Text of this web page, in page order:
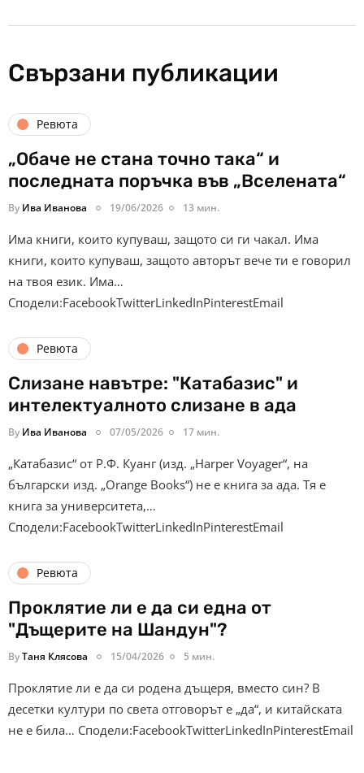
Свързани публикации
Ревюта
„Обаче не стана точно така“ и
последната поръчка във „Вселената“
By Ива Иванова 19/06/2026 13 мин.
Има книги, които купуваш, защото си ги чакал. Има
книги, които купуваш, защото авторът вече ти е говорил
на твоя език. Има…
Сподели:FacebookTwitterLinkedInPinterestEmail
Ревюта
Слизане навътре: "Катабазис" и
интелектуалното слизане в ада
By Ива Иванова 07/05/2026 17 мин.
„Катабазис“ от Р.Ф. Куанг (изд. „Harper Voyager“, на
български изд. „Orange Books“) не е книга за ада. Тя е
книга за университета,…
Сподели:FacebookTwitterLinkedInPinterestEmail
Ревюта
Проклятие ли е да си една от
"Дъщерите на Шандун"?
ByТаня Клясова 15/04/2026 5 мин.
Проклятие ли е да си родена дъщеря, вместо син? В
десетки култури по света отговорът е „да“, и китайската
не е била… Сподели:FacebookTwitterLinkedInPinterestEmail